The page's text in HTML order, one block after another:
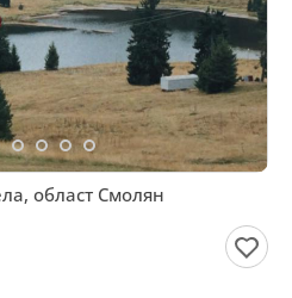
област Смолян